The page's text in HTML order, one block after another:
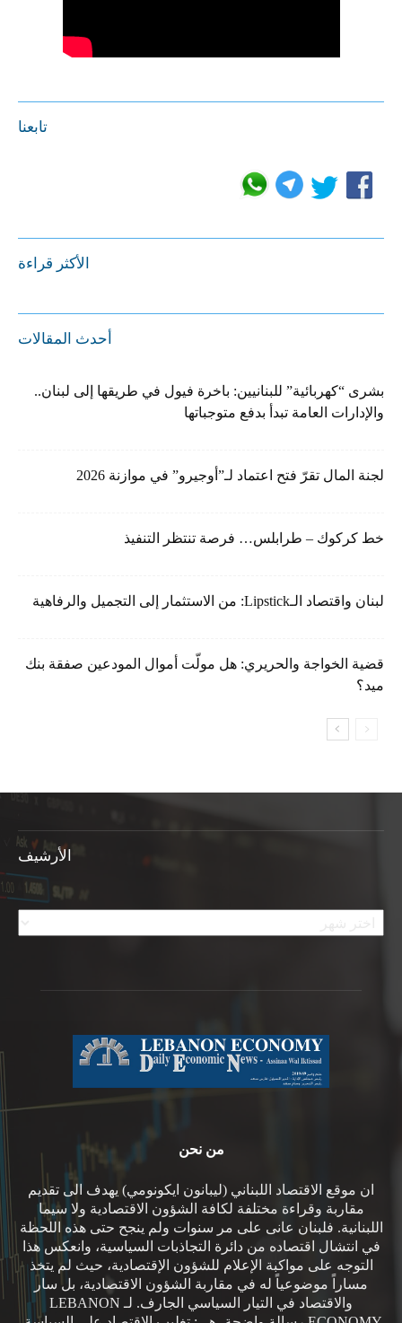
تابعنا
الأكثر قراءة
أحدث المقالات
بشرى “كهربائية” للبنانيين: باخرة فيول في طريقها إلى لبنان..
والإدارات العامة تبدأ بدفع متوجباتها
لجنة المال تقرّ فتح اعتماد لـ”أوجيرو” في موازنة 2026
خط كركوك – طرابلس… فرصة تنتظر التنفيذ
لبنان واقتصاد الـLipstick: من الاستثمار إلى التجميل والرفاهية
قضية الخواجة والحريري: هل مولّت أموال المودعين صفقة بنك
ميد؟
الأرشيف
الأرشيف
من نحن
ان موقع الاقتصاد اللبناني (ليبانون ايكونومي) يهدف الى تقديم
مقاربة وقراءة مختلفة لكافة الشؤون الاقتصادية ولا سيما
اللبنانية. فلبنان عانى على مر سنوات ولم ينجح حتى هذه اللحظة
في انتشال اقتصاده من دائرة التجاذبات السياسية، وانعكس هذا
التوجه على مواكبة الإعلام للشؤون الإقتصادية، حيث لم يتخذ
مساراً موضوعياً له في مقاربة الشؤون الاقتصادية، بل سار
والاقتصاد في التيار السياسي الجارف. لـ LEBANON